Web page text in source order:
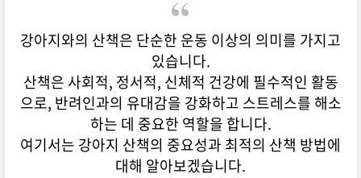
강아지와의 산책은 단순한 운동 이상의 의미를 가지고
있습니다.
산책은 사회적, 정서적, 신체적 건강에 필수적인 활동
으로, 반려인과의 유대감을 강화하고 스트레스를 해소
하는 데 중요한 역할을 합니다.
여기서는 강아지 산책의 중요성과 최적의 산책 방법에
대해 알아보겠습니다.